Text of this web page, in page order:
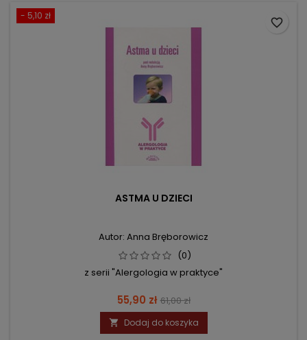
- 5,10 zł
ASTMA U DZIECI
Autor: Anna Bręborowicz
(0)
z serii "Alergologia w praktyce"
Cena
55,90 zł Cena
podstawowa
61,00 zł
 Dodaj do koszyka
favorite_border